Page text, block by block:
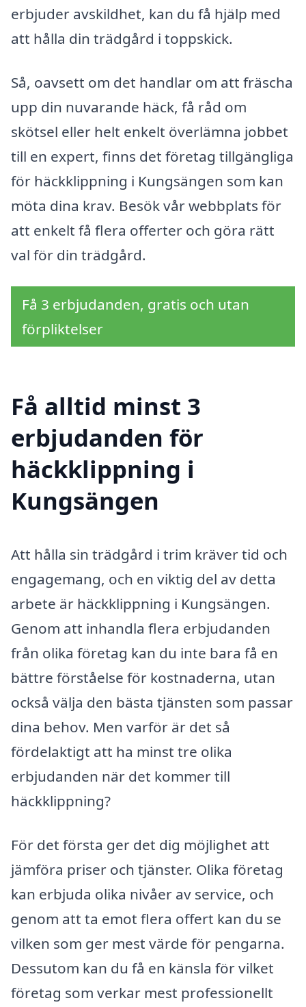
erbjuder avskildhet, kan du få hjälp med
att hålla din trädgård i toppskick.
Så, oavsett om det handlar om att fräscha
upp din nuvarande häck, få råd om
skötsel eller helt enkelt överlämna jobbet
till en expert, finns det företag tillgängliga
för häckklippning i Kungsängen som kan
möta dina krav. Besök vår webbplats för
att enkelt få flera offerter och göra rätt
val för din trädgård.
Få 3 erbjudanden, gratis och utan
förpliktelser
Få alltid minst 3
erbjudanden för
häckklippning i
Kungsängen
Att hålla sin trädgård i trim kräver tid och
engagemang, och en viktig del av detta
arbete är häckklippning i Kungsängen.
Genom att inhandla flera erbjudanden
från olika företag kan du inte bara få en
bättre förståelse för kostnaderna, utan
också välja den bästa tjänsten som passar
dina behov. Men varför är det så
fördelaktigt att ha minst tre olika
erbjudanden när det kommer till
häckklippning?
För det första ger det dig möjlighet att
jämföra priser och tjänster. Olika företag
kan erbjuda olika nivåer av service, och
genom att ta emot flera offert kan du se
vilken som ger mest värde för pengarna.
Dessutom kan du få en känsla för vilket
företag som verkar mest professionellt